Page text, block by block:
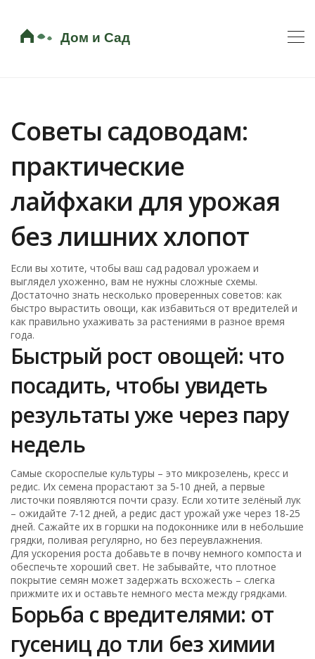
Советы садоводам:
практические
лайфхаки для урожая
без лишних хлопот
Если вы хотите, чтобы ваш сад радовал урожаем и
выглядел ухоженно, вам не нужны сложные схемы.
Достаточно знать несколько проверенных советов: как
быстро вырастить овощи, как избавиться от вредителей и
как правильно ухаживать за растениями в разное время
года.
Быстрый рост овощей: что
посадить, чтобы увидеть
результаты уже через пару
недель
Самые скороспелые культуры – это микрозелень, кресс и
редис. Их семена прорастают за 5‑10 дней, а первые
листочки появляются почти сразу. Если хотите зелёный лук
– ожидайте 7‑12 дней, а редис даст урожай уже через 18‑25
дней. Сажайте их в горшки на подоконнике или в небольшие
грядки, поливая регулярно, но без переувлажнения.
Для ускорения роста добавьте в почву немного компоста и
обеспечьте хороший свет. Не забывайте, что плотное
покрытие семян может задержать всхожесть – слегка
прижмите их и оставьте немного места между грядками.
Борьба с вредителями: от
гусениц до тли без химии